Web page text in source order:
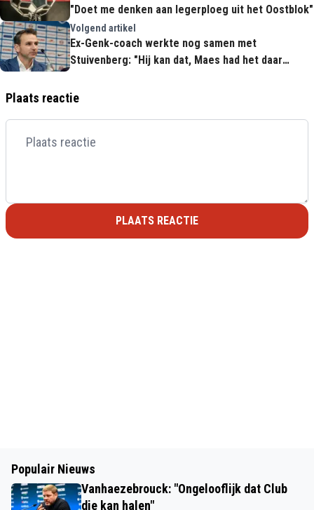
"Doet me denken aan legerploeg uit het Oostblok"
Volgend artikel
Ex-Genk-coach werkte nog samen met
Stuivenberg: "Hij kan dat, Maes had het daar
Plaats reactie
PLAATS REACTIE
Populair Nieuws
Vanhaezebrouck: "Ongelooflijk dat Club
die kan halen"